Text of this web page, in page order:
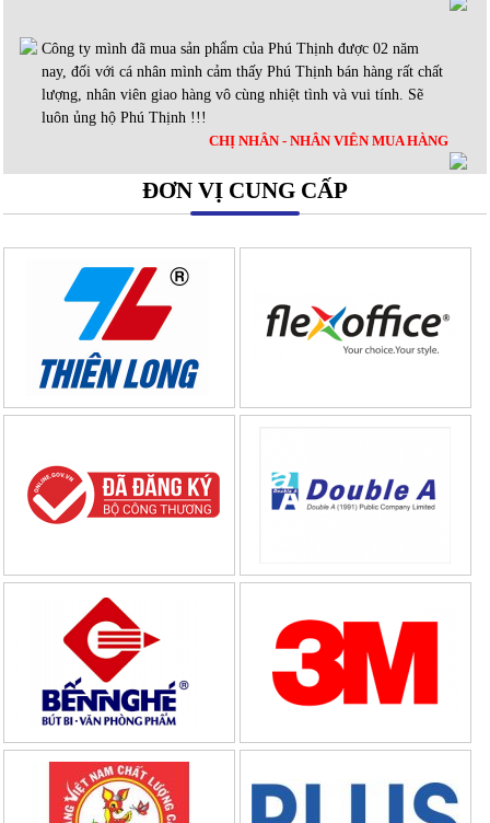
Công ty mình đã mua sản phẩm của Phú Thịnh được 02 năm
nay, đối với cá nhân mình cảm thấy Phú Thịnh bán hàng rất chất
lượng, nhân viên giao hàng vô cùng nhiệt tình và vui tính. Sẽ
luôn ủng hộ Phú Thịnh !!!
CHỊ NHÂN - NHÂN VIÊN MUA HÀNG
ĐƠN VỊ CUNG CẤP